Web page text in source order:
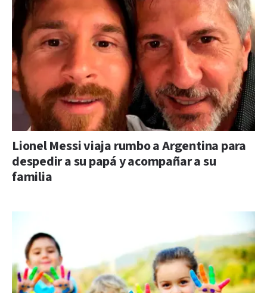
Lionel Messi viaja rumbo a Argentina para
despedir a su papá y acompañar a su
familia